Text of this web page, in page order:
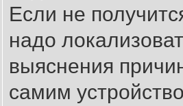
Если не
надо
выяснения
самим